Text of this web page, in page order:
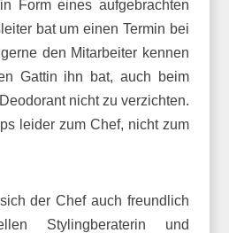
Form eines aufgebrachten
bat um einen Termin bei
den Mitarbeiter kennen
Gattin ihn bat, auch beim
nicht zu verzichten.
leider zum Chef, nicht zum
der Chef auch freundlich
Stylingberaterin und